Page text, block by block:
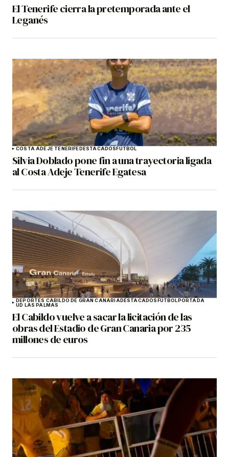
El Tenerife cierra la pretemporada ante el
Leganés
COSTA ADEJE TENERIFEDESTACADOSFÚTBOL
Silvia Doblado pone fin a una trayectoria ligada
al Costa Adeje Tenerife Egatesa
DEPORTES CABILDO DE GRAN CANARIADESTACADOSFÚTBOLPORTADA
UD LAS PALMAS
El Cabildo vuelve a sacar la licitación de las
obras del Estadio de Gran Canaria por 235
millones de euros